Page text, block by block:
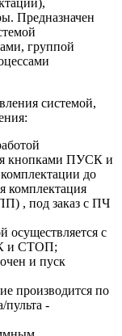
Предназначен
группой
системой,
кнопками ПУСК и
до
комплектация
, под заказ с ПЧ
осуществляется с
и СТОП;
и пуск
производится по
пульта -